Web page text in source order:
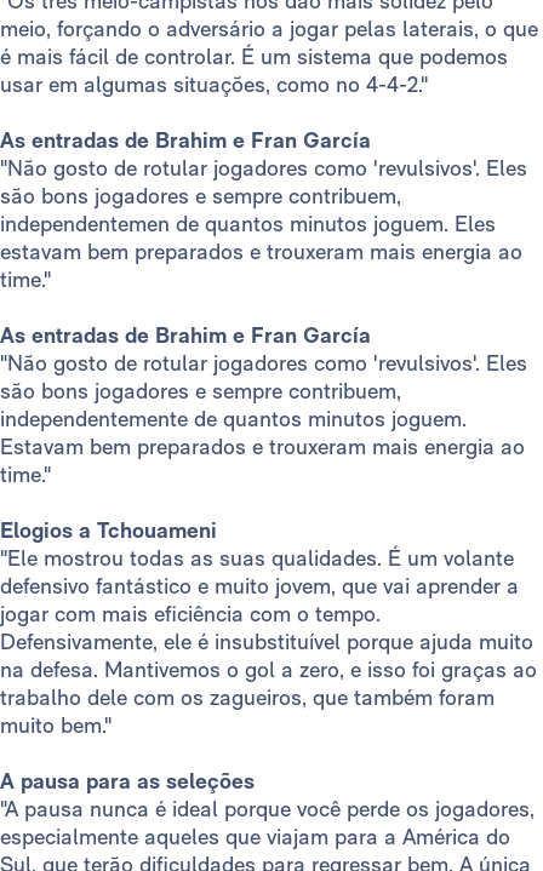
meio, forçando o adversário a jogar pelas laterais, o que
é mais fácil de controlar. É um sistema que podemos
usar em algumas situações, como no 4-4-2."
As entradas de Brahim e Fran García
"Não gosto de rotular jogadores como 'revulsivos'. Eles
são bons jogadores e sempre contribuem,
independentemen de quantos minutos joguem. Eles
estavam bem preparados e trouxeram mais energia ao
time."
As entradas de Brahim e Fran García
"Não gosto de rotular jogadores como 'revulsivos'. Eles
são bons jogadores e sempre contribuem,
independentemente de quantos minutos joguem.
Estavam bem preparados e trouxeram mais energia ao
time."
Elogios a Tchouameni
"Ele mostrou todas as suas qualidades. É um volante
defensivo fantástico e muito jovem, que vai aprender a
jogar com mais eficiência com o tempo.
Defensivamente, ele é insubstituível porque ajuda muito
na defesa. Mantivemos o gol a zero, e isso foi graças ao
trabalho dele com os zagueiros, que também foram
muito bem."
A pausa para as seleções
"A pausa nunca é ideal porque você perde os jogadores,
especialmente aqueles que viajam para a América do
Sul, que terão dificuldades para regressar bem. A única